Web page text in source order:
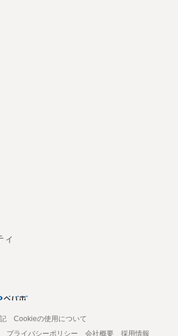
ィ
Cookieの使用について
プライバシーポリシー 会社概要
採用情報